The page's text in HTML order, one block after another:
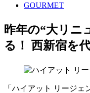
GOURMET
昨年の“大リニ
る！ 西新宿を
「ハイアット リージ